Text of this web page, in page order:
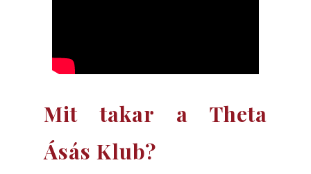
Mit takar a Theta
Ásás Klub?